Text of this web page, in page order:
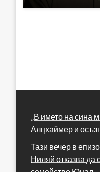
„В името на сина
Алцхаймер и
Тази вечер в
Ниляй отказва да